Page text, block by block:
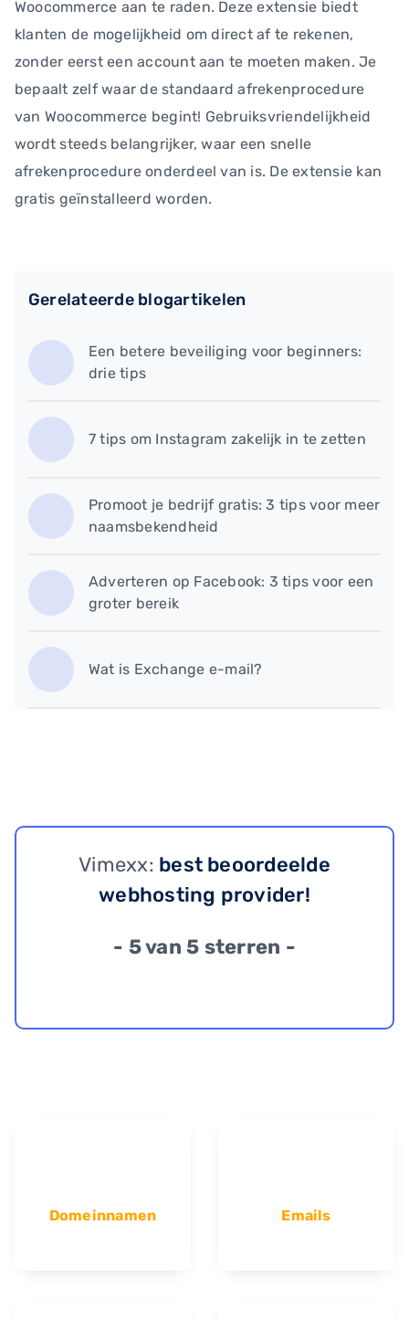
Woocommerce aan te raden. Deze extensie biedt
klanten de mogelijkheid om direct af te rekenen,
zonder eerst een account aan te moeten maken. Je
bepaalt zelf waar de standaard afrekenprocedure
van Woocommerce begint! Gebruiksvriendelijkheid
wordt steeds belangrijker, waar een snelle
afrekenprocedure onderdeel van is. De extensie kan
gratis geïnstalleerd worden.
Gerelateerde blogartikelen
Een betere beveiliging voor beginners:
drie tips
7 tips om Instagram zakelijk in te zetten
Promoot je bedrijf gratis: 3 tips voor meer
naamsbekendheid
Adverteren op Facebook: 3 tips voor een
groter bereik
Wat is Exchange e-mail?
Vimexx: best beoordeelde
webhosting provider!
- 5 van 5 sterren -
Domeinnamen Emails